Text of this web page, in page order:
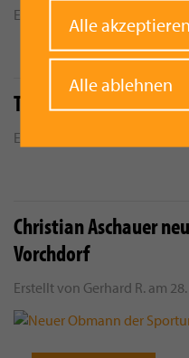
Erstellt vonBettina Woiset…
Tennis, Treats &
Erstellt von
Christian Aschauer
Vorchdorf
Erstellt von Gerhard R. am
Alle akzeptieren
Alle ablehnen